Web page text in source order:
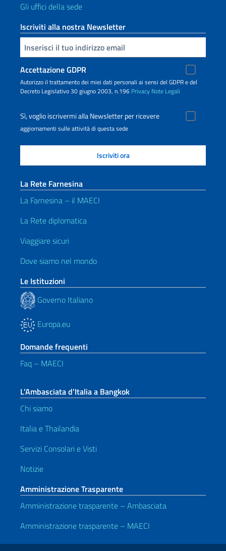
Gli uffici della sede
Iscriviti alla nostra Newsletter
Inserisci la tua email
Accettazione GDPR
Autorizzo il trattamento dei miei dati personali ai sensi del GDPR e del
Decreto Legislativo 30 giugno 2003, n.196 Privacy Note Legali
Sì, voglio iscrivermi alla Newsletter per ricevere
aggiornamenti sulle attività di questa sede
La Rete Farnesina
La Farnesina – il MAECI
La Rete diplomatica
Viaggiare sicuri
Dove siamo nel mondo
Le Istituzioni
Governo Italiano
Europa.eu
Domande frequenti
Faq – MAECI
L’Ambasciata d’Italia a Bangkok
Chi siamo
Italia e Thailandia
Servizi Consolari e Visti
Notizie
Amministrazione Trasparente
Amministrazione trasparente – Ambasciata
Amministrazione trasparente – MAECI